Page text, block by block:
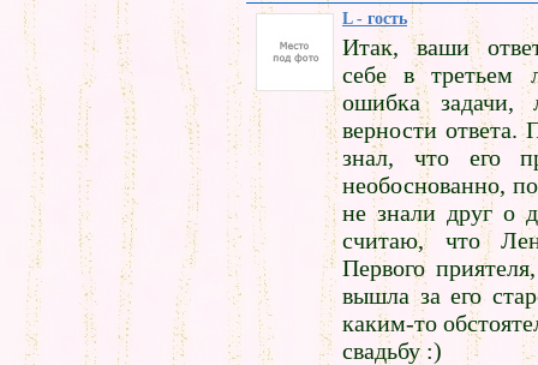
L - гость
Итак, ваши
себе в третьем
ошибка задачи,
верности ответа.
знал, что его
необоснованно,
не знали друг о
считаю, что
Первого
вышла за его
каким-то
свадьбу :)